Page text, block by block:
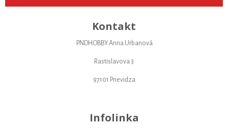
Kontakt
PNDHOBBY Anna Urbanová
Rastislavova 3
97101 Prievidza
Infolinka